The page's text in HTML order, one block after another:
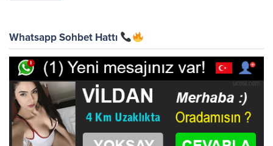
Whatsapp Sohbet Hattı